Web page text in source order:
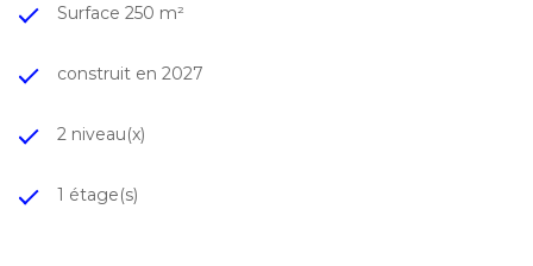
Dossier complet et plans sur demande
Surface 250 m²
construit en 2027
2 niveau(x)
1 étage(s)